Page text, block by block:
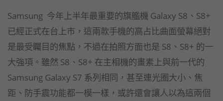
Samsung 今年上半年最重要的旗艦機 Galaxy S8、S8+
已經正式在台上市，這兩款手機的高占比曲面螢幕絕對
是最受矚目的焦點，不過在拍照方面也是 S8、S8+ 的一
大強項。雖然 S8、S8+ 在主相機的畫素上與前一代的
Samsung Galaxy S7 系列相同，甚至連光圈大小、焦
距、防手震功能都一模一樣，或許還會讓人以為這兩個